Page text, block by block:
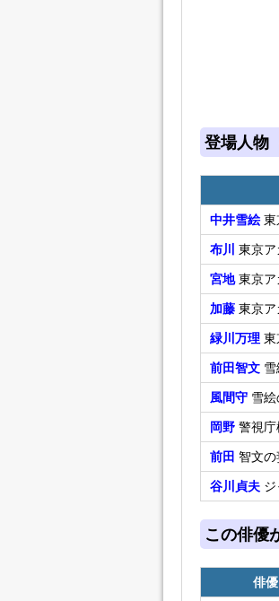
登場人物
中井雪絵東
布川 東京
宮地東京ア
加藤 東京
緑川万理
前田智文
風間守 雪
岡野 警視
前田 智文
谷川貞夫
この俳優
俳優